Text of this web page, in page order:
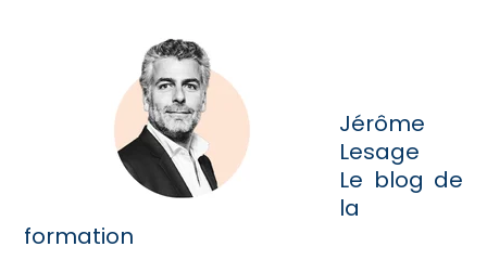
Jérôme
Lesage
Le blog de
la
formation